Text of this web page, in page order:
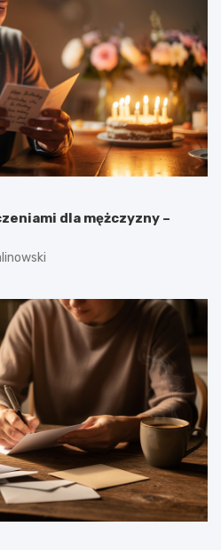
dla mężczyzny –